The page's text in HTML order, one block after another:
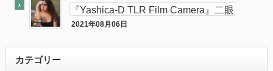
『Yashica-D TLR Film Camera』二眼
カメラが売れました。
2021年08月06日
カテゴリー